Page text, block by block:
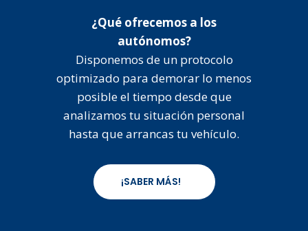
¿Qué ofrecemos a los
autónomos?
Disponemos de un protocolo
optimizado para demorar lo menos
posible el tiempo desde que
analizamos tu situación personal
hasta que arrancas tu vehículo.
¡SABER MÁS!